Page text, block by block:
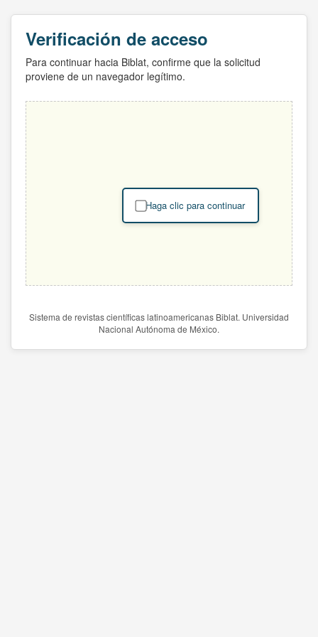
Verificación de acceso
Para continuar hacia Biblat, confirme que la solicitud
proviene de un navegador legítimo.
Haga clic para continuar
Sistema de revistas científicas latinoamericanas Biblat. Universidad
Nacional Autónoma de México.